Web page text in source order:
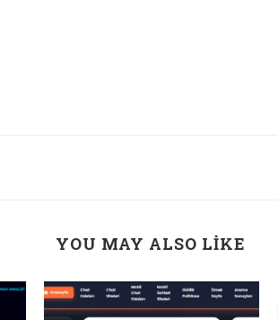
YOU MAY ALSO LIKE